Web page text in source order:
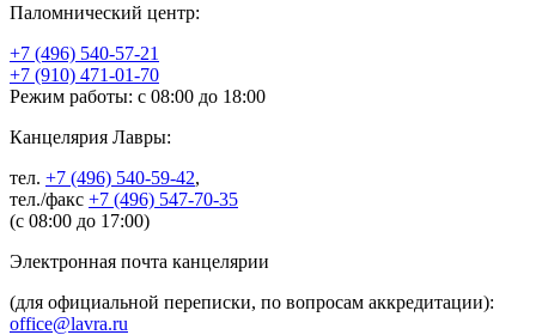
Паломнический центр:
+7 (496) 540-57-21
+7 (910) 471-01-70
Режим работы: с 08:00 до 18:00
Канцелярия Лавры:
тел. +7 (496) 540-59-42,
тел./факс +7 (496) 547-70-35
(с 08:00 до 17:00)
Электронная почта канцелярии
(для официальной переписки, по вопросам аккредитации):
office@lavra.ru